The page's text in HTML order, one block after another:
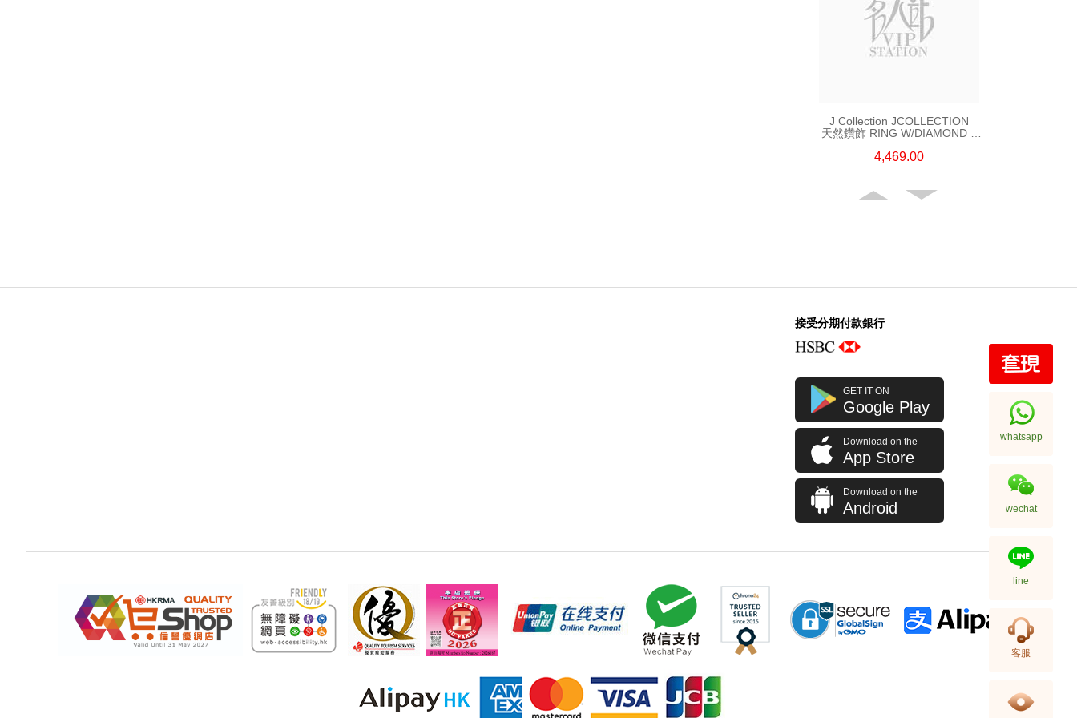
J Collection JCOLLECTION
天然鑽飾 RING W/DIAMOND 5
CT18KR 2.62 GM (EUR 55)
4,469.00
J Collection JCOLLECTION
天然鑽飾 RING W/DIAMOND 70
RDDI 0.63 CT18KW 4.45 GM
(CZ)
7,114.00
接受分期付款銀行
GET IT ON
Google Play
Download on the
App Store
Download on the
Android
whatsapp
wechat
line
客服